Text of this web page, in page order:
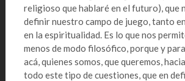
religioso que hablaré en el futuro), que
definir nuestro campo de juego, tanto
en la espiritualidad. Es lo que nos
menos de modo filosófico, porque y
acá, quienes somos, que queremos,
todo este tipo de cuestiones, que en